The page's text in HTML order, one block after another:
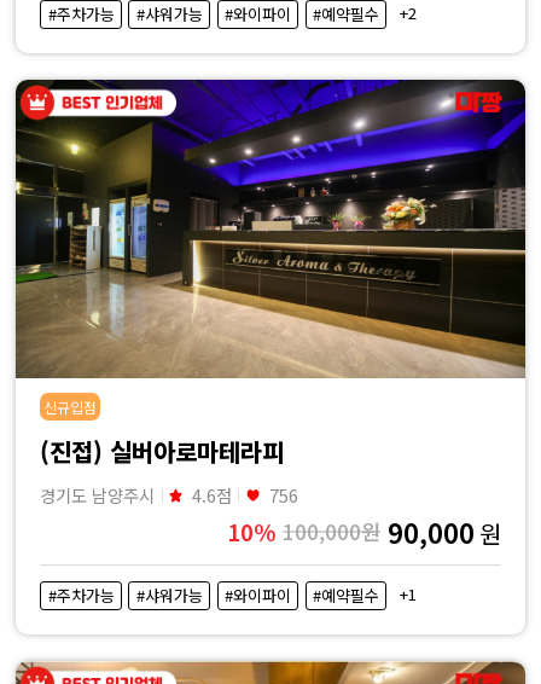
내
근
처
마
사
지
샵
가
비
교
#주차가능 #샤워가능 #와이파이 #예약필수 +2
신규입점
(진접) 실버아로마테라피
경기도 남양주시 4.6점 756
10% 100,000원 90,000 원
#주차가능 #샤워가능 #와이파이 #예약필수 +1